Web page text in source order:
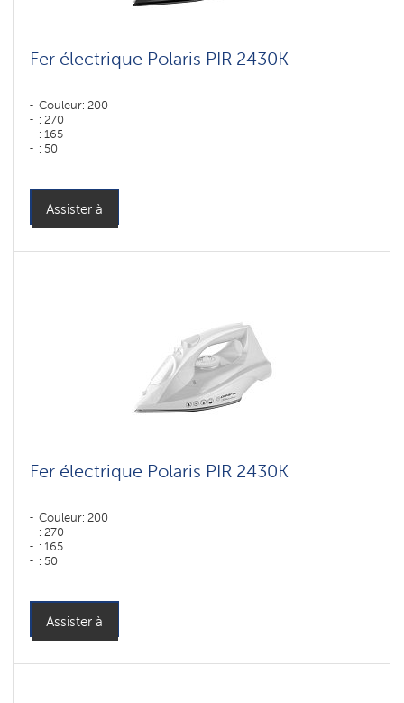
Fer électrique Polaris PIR 2430K
Couleur: 200
: 270
: 165
: 50
Assister à
Fer électrique Polaris PIR 2430K
Couleur: 200
: 270
: 165
: 50
Assister à